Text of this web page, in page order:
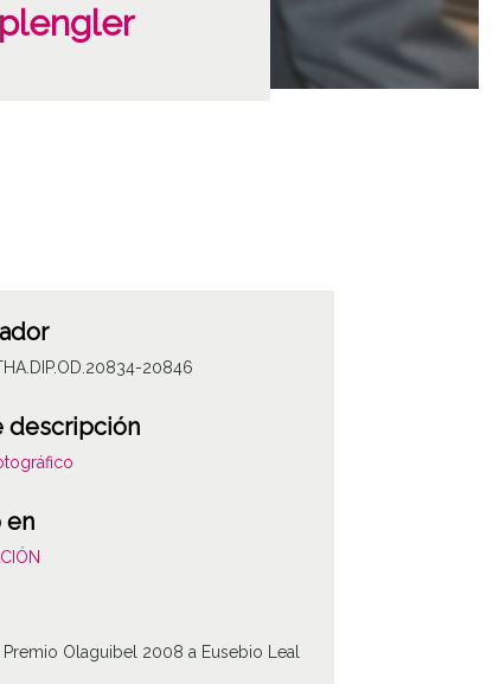
20846
descripción
en
Olaguibel 2008 a Eusebio Leal